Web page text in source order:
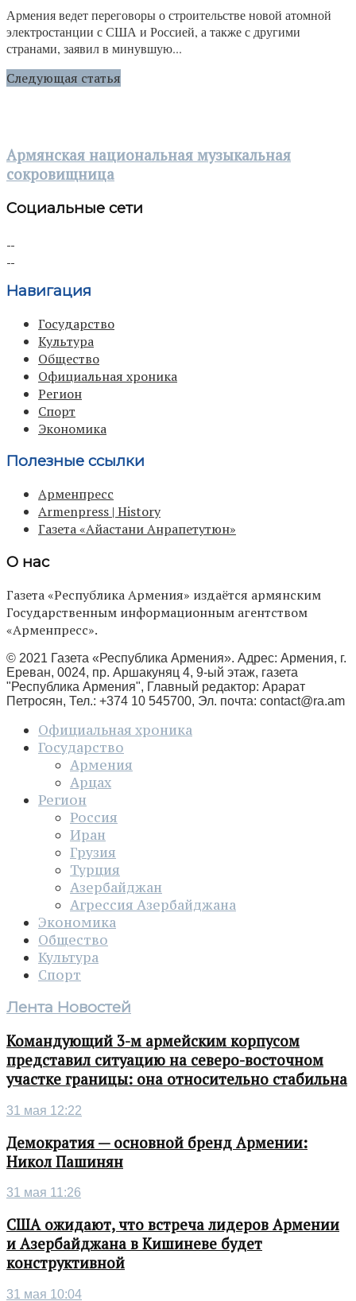
Армения ведет переговоры о строительстве новой атомной
электростанции с США и Россией, а также с другими
странами, заявил в минувшую...
Следующая статья
Армянская национальная музыкальная
сокровищница
Социальные сети
Навигация
Государство
Культура
Общество
Официальная хроника
Регион
Спорт
Экономика
Полезные ссылки
Арменпресс
Armenpress | History
Газета «Айастани Анрапетутюн»
О нас
Газета «Республика Армения» издаётся армянским
Государственным информационным агентством
«Арменпресс».
© 2021 Газета «Республика Армения». Адрес: Армения, г.
Ереван, 0024, пр. Аршакуняц 4, 9-ый этаж, газета
"Республика Армения", Главный редактор: Арарат
Петросян, Тел.: +374 10 545700, Эл. почта: contact@ra.am
Официальная хроника
Государство
Армения
Арцах
Регион
Россия
Иран
Грузия
Турция
Азербайджан
Агрессия Азербайджана
Экономика
Общество
Культура
Спорт
Лента Новостей
Командующий 3-м армейским корпусом
представил ситуацию на северо-восточном
участке границы: она относительно стабильна
31 мая 12:22
Демократия — основной бренд Армении:
Никол Пашинян
31 мая 11:26
США ожидают, что встреча лидеров Армении
и Азербайджана в Кишиневе будет
конструктивной
31 мая 10:04